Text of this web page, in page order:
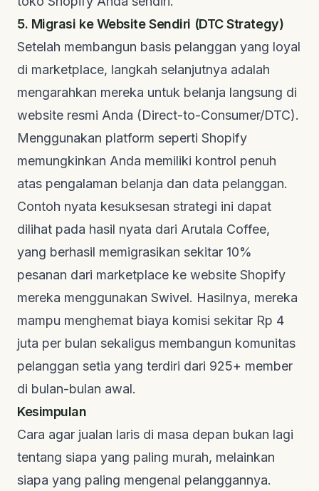
5. Migrasi ke Website Sendiri (DTC Strategy)
Setelah membangun basis pelanggan yang loyal
di marketplace, langkah selanjutnya adalah
mengarahkan mereka untuk belanja langsung di
website resmi Anda (Direct-to-Consumer/DTC).
Menggunakan platform seperti Shopify
memungkinkan Anda memiliki kontrol penuh
atas pengalaman belanja dan data pelanggan.
Contoh nyata kesuksesan strategi ini dapat
dilihat pada hasil nyata dari Arutala Coffee,
yang berhasil memigrasikan sekitar 10%
pesanan dari marketplace ke website Shopify
mereka menggunakan Swivel. Hasilnya, mereka
mampu menghemat biaya komisi sekitar Rp 4
juta per bulan sekaligus membangun komunitas
pelanggan setia yang terdiri dari 925+ member
di bulan-bulan awal.
Kesimpulan
Cara agar jualan laris di masa depan bukan lagi
tentang siapa yang paling murah, melainkan
siapa yang paling mengenal pelanggannya.